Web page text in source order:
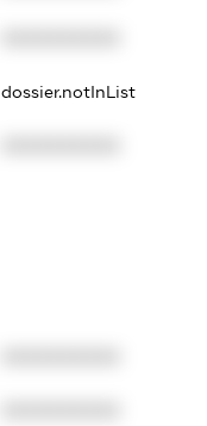
dossier.notInList